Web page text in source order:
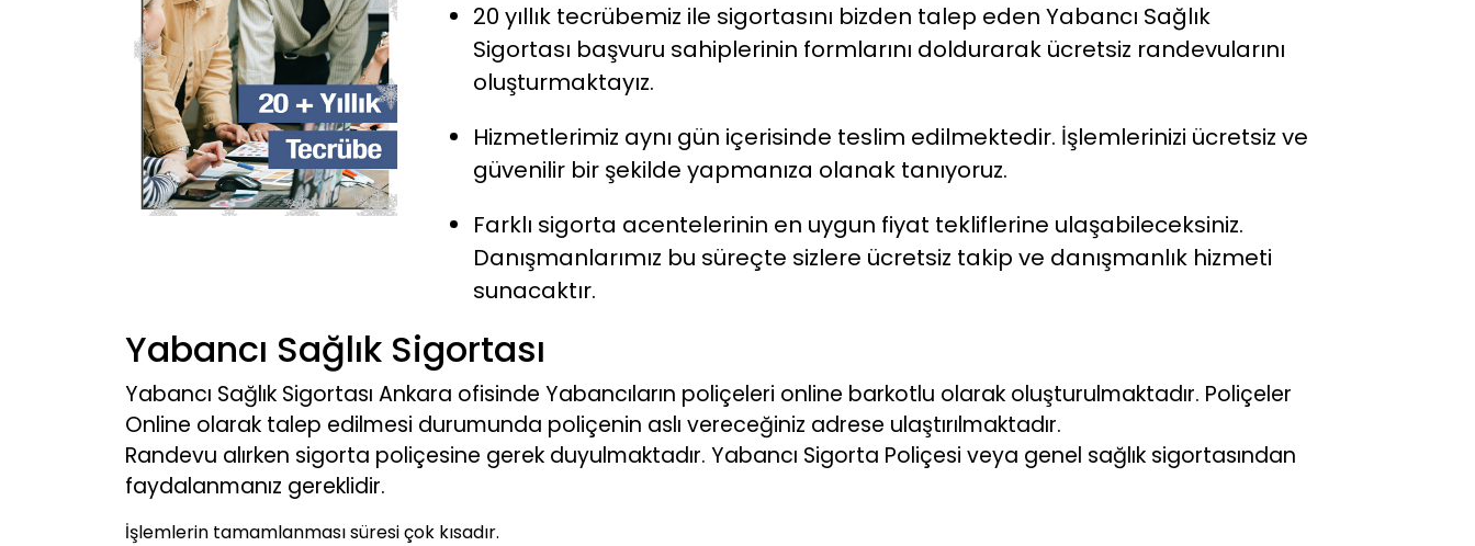
20 yıllık tecrübemiz ile sigortasını bizden talep eden Yabancı Sağlık
Sigortası başvuru sahiplerinin formlarını doldurarak ücretsiz randevularını
oluşturmaktayız.
Hizmetlerimiz aynı gün içerisinde teslim edilmektedir. İşlemlerinizi ücretsiz ve
güvenilir bir şekilde yapmanıza olanak tanıyoruz.
Farklı sigorta acentelerinin en uygun fiyat tekliflerine ulaşabileceksiniz.
Danışmanlarımız bu süreçte sizlere ücretsiz takip ve danışmanlık hizmeti
sunacaktır.
Yabancı Sağlık Sigortası
Yabancı Sağlık Sigortası Ankara ofisinde Yabancıların poliçeleri online barkotlu olarak oluşturulmaktadır. Poliçeler
Online olarak talep edilmesi durumunda poliçenin aslı vereceğiniz adrese ulaştırılmaktadır.
Randevu alırken sigorta poliçesine gerek duyulmaktadır. Yabancı Sigorta Poliçesi veya genel sağlık sigortasından
faydalanmanız gereklidir.
İşlemlerin tamamlanması süresi çok kısadır.